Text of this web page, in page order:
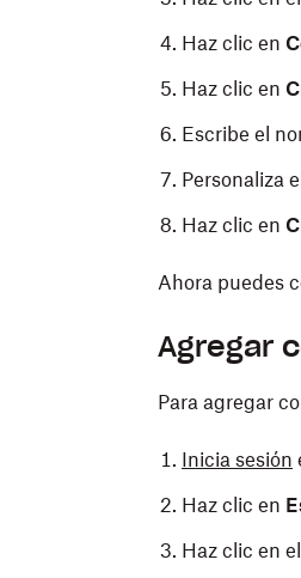
Haz clic en
Haz clic en
Escribe el
Personaliza
Haz clic en
Ahora puedes
Agregar
Para agregar
Inicia sesión
Haz clic en
Haz clic en